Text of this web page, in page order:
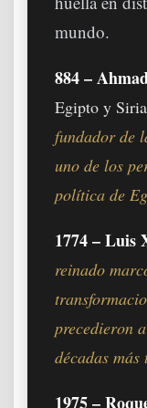
mundo.
884 –
Egipto y
fundador de
uno de los
política de
1774 – Luis
reinado
precedieron
décadas más
1975 –